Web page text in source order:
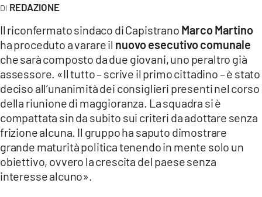
LAC ONAIR
LaC
Network
LACPLAY.IT
LACTV.IT
LACONAIR.IT
LACITYMAG.IT
ILREGGINO.IT
REDAZIONE
Il riconfermato sindaco di Capistrano Marco Martino
ha proceduto a varare il nuovo esecutivo comunale
che sarà composto da due giovani, uno peraltro già
assessore. «Il tutto – scrive il primo cittadino – è stato
deciso all’unanimità dei consiglieri presenti nel corso
della riunione di maggioranza. La squadra si è
compattata sin da subito sui criteri da adottare senza
frizione alcuna. Il gruppo ha saputo dimostrare
grande maturità politica tenendo in mente solo un
obiettivo, ovvero la crescita del paese senza
interesse alcuno».